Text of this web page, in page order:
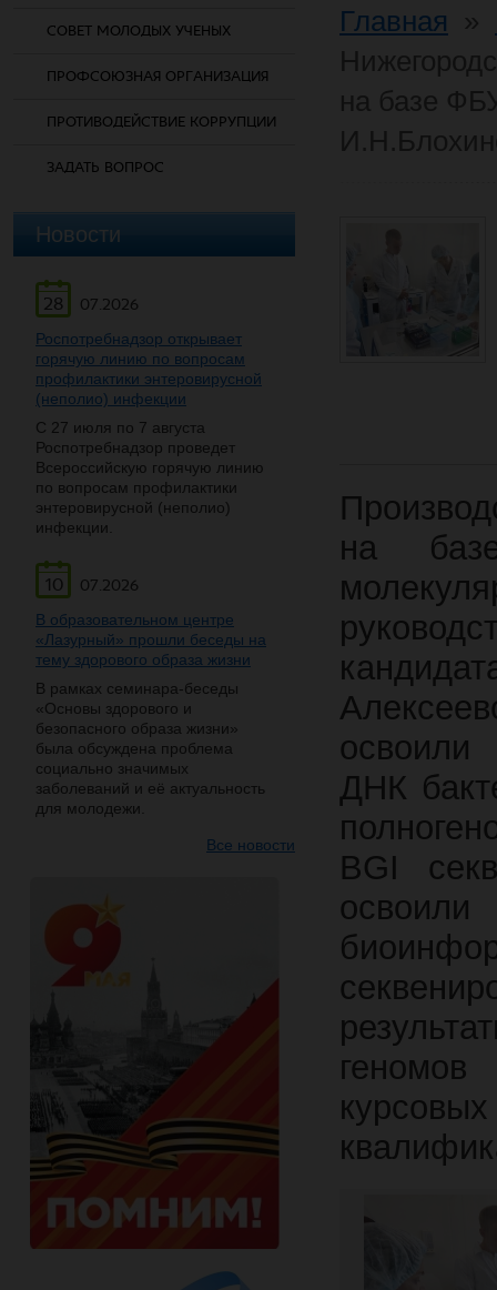
СОВЕТ МОЛОДЫХ УЧЕНЫХ
ПРОФСОЮЗНАЯ ОРГАНИЗАЦИЯ
ПРОТИВОДЕЙСТВИЕ КОРРУПЦИИ
ЗАДАТЬ ВОПРОС
Новости
28
07.2026
Роспотребнадзор открывает
горячую линию по вопросам
профилактики энтеровирусной
(неполио) инфекции
С 27 июля по 7 августа
Роспотребнадзор проведет
Всероссийскую горячую линию
по вопросам профилактики
энтеровирусной (неполио)
инфекции.
10
07.2026
В образовательном центре
«Лазурный» прошли беседы на
тему здорового образа жизни
В рамках семинара-беседы
«Основы здорового и
безопасного образа жизни»
была обсуждена проблема
социально значимых
заболеваний и её актуальность
для молодежи.
Все новости
Главная
на
освоили
ДНК
BGI